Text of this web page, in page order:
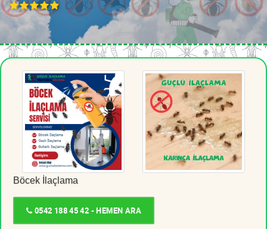
Böcek İlaçlama
0542 188 45 42 - HEMEN ARA